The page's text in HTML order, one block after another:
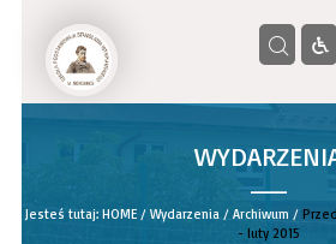
__
Jesteś tutaj:HOME /Wydarzenia /Archiwum /
- luty 2015